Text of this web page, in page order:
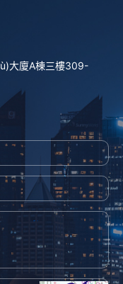
大廈A棟三樓309-